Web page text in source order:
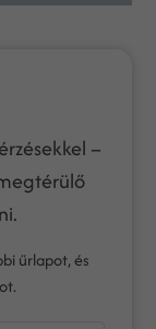
–
űrlapot, és